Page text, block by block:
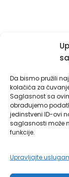
Da bismo pružili
kolačića za
Saglasnost sa
obrađujemo
jedinstveni ID-ovi
saglasnosti može
funkcije.
Upravljajte
E-Matičar
72 sata
Invest in
Vodič za